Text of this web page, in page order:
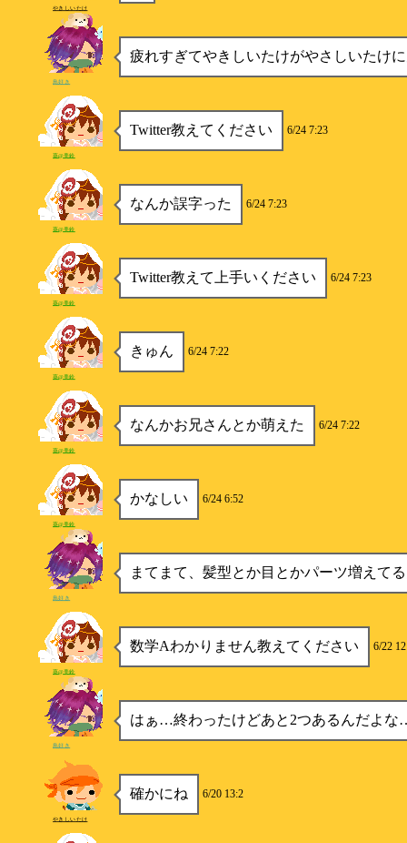
やきしいたけ
疲れすぎてやきしいたけがやさしいたけ
鳥好き
Twitter教えてください 6/24 7:23
葵@美鈴
なんか誤字った 6/24 7:23
葵@美鈴
Twitter教えて上手いください 6/24 7:23
葵@美鈴
きゅん 6/24 7:22
葵@美鈴
なんかお兄さんとか萌えた 6/24 7:22
葵@美鈴
かなしい 6/24 6:52
葵@美鈴
まてまて、髪型とか目とかパーツ増えて
鳥好き
数学Aわかりません教えてください 6/22
葵@美鈴
はぁ…終わったけどあと2つあるんだよ
鳥好き
確かにね 6/20 13:2
やきしいたけ